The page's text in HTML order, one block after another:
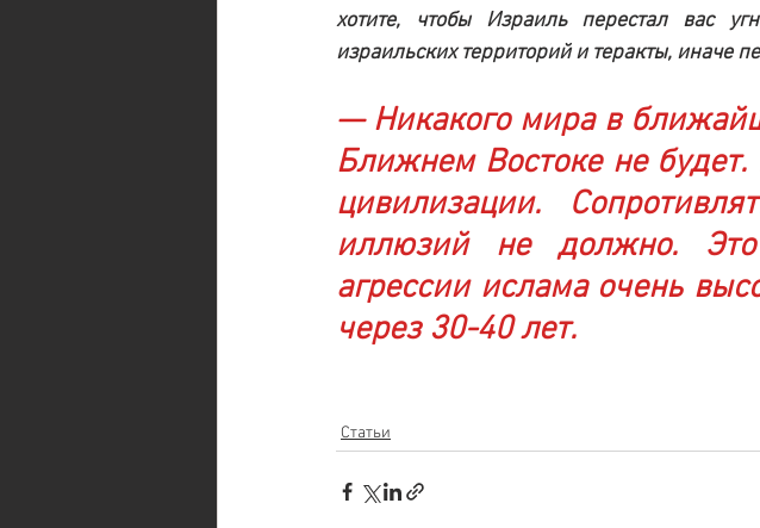
хотите, чтобы Израиль перестал вас
израильских территорий и теракты, иначе
— Никакого мира в
Ближнем Востоке не
цивилизации.
иллюзий не должно.
агрессии ислама очень
через 30-40 лет.
Статьи